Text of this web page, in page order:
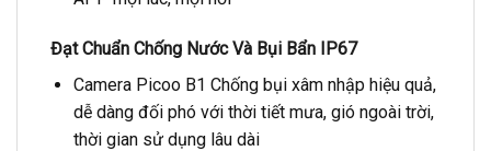
Đạt Chuẩn Chống Nước Và Bụi Bẩn IP67
Camera Picoo B1 Chống bụi xâm nhập hiệu quả,
dễ dàng đối phó với thời tiết mưa, gió ngoài trời,
thời gian sử dụng lâu dài